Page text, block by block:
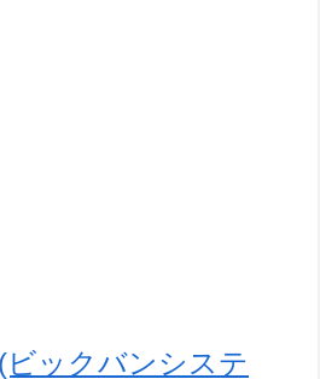
ビックバンシステ